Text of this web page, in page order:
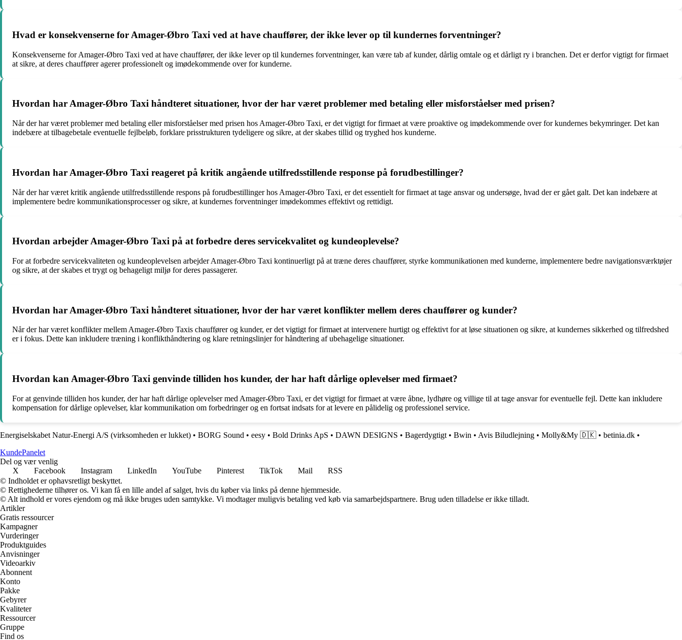
Hvad er konsekvenserne for Amager-Øbro Taxi ved at have chauffører, der ikke lever op til kundernes forventninger?
Konsekvenserne for Amager-Øbro Taxi ved at have chauffører, der ikke lever op til kundernes forventninger, kan være tab af kunder, dårlig omtale og et dårligt ry i branchen. Det er derfor vigtigt for firmaet
at sikre, at deres chauffører agerer professionelt og imødekommende over for kunderne.
Hvordan har Amager-Øbro Taxi håndteret situationer, hvor der har været problemer med betaling eller misforståelser med prisen?
Når der har været problemer med betaling eller misforståelser med prisen hos Amager-Øbro Taxi, er det vigtigt for firmaet at være proaktive og imødekommende over for kundernes bekymringer. Det kan
indebære at tilbagebetale eventuelle fejlbeløb, forklare prisstrukturen tydeligere og sikre, at der skabes tillid og tryghed hos kunderne.
Hvordan har Amager-Øbro Taxi reageret på kritik angående utilfredsstillende response på forudbestillinger?
Når der har været kritik angående utilfredsstillende respons på forudbestillinger hos Amager-Øbro Taxi, er det essentielt for firmaet at tage ansvar og undersøge, hvad der er gået galt. Det kan indebære at
implementere bedre kommunikationsprocesser og sikre, at kundernes forventninger imødekommes effektivt og rettidigt.
Hvordan arbejder Amager-Øbro Taxi på at forbedre deres servicekvalitet og kundeoplevelse?
For at forbedre servicekvaliteten og kundeoplevelsen arbejder Amager-Øbro Taxi kontinuerligt på at træne deres chauffører, styrke kommunikationen med kunderne, implementere bedre navigationsværktøjer
og sikre, at der skabes et trygt og behageligt miljø for deres passagerer.
Hvordan har Amager-Øbro Taxi håndteret situationer, hvor der har været konflikter mellem deres chauffører og kunder?
Når der har været konflikter mellem Amager-Øbro Taxis chauffører og kunder, er det vigtigt for firmaet at intervenere hurtigt og effektivt for at løse situationen og sikre, at kundernes sikkerhed og tilfredshed
er i fokus. Dette kan inkludere træning i konflikthåndtering og klare retningslinjer for håndtering af ubehagelige situationer.
Hvordan kan Amager-Øbro Taxi genvinde tilliden hos kunder, der har haft dårlige oplevelser med firmaet?
For at genvinde tilliden hos kunder, der har haft dårlige oplevelser med Amager-Øbro Taxi, er det vigtigt for firmaet at være åbne, lydhøre og villige til at tage ansvar for eventuelle fejl. Dette kan inkludere
kompensation for dårlige oplevelser, klar kommunikation om forbedringer og en fortsat indsats for at levere en pålidelig og professionel service.
Energiselskabet Natur-Energi A/S (virksomheden er lukket) • BORG Sound • eesy • Bold Drinks ApS • DAWN DESIGNS • Bagerdygtigt • Bwin • Avis Biludlejning • Molly&My 🇩🇰 • betinia.dk •
KundePanelet
Del og vær venlig
X
Facebook Instagram LinkedIn YouTube Pinterest TikTok Mail
RSS
© Indholdet er ophavsretligt beskyttet.
© Rettighederne tilhører os. Vi kan få en lille andel af salget, hvis du køber via links på denne hjemmeside.
© Alt indhold er vores ejendom og må ikke bruges uden samtykke. Vi modtager muligvis betaling ved køb via samarbejdspartnere. Brug uden tilladelse er ikke tilladt.
Artikler
Gratis ressourcer
Kampagner
Vurderinger
Produktguides
Anvisninger
Videoarkiv
Abonnent
Konto
Pakke
Gebyrer
Kvaliteter
Ressourcer
Gruppe
Find os